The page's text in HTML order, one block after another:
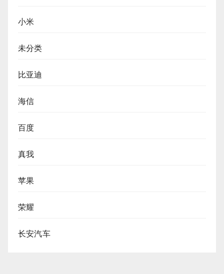
小米
未分类
比亚迪
海信
百度
真我
苹果
荣耀
长安汽车